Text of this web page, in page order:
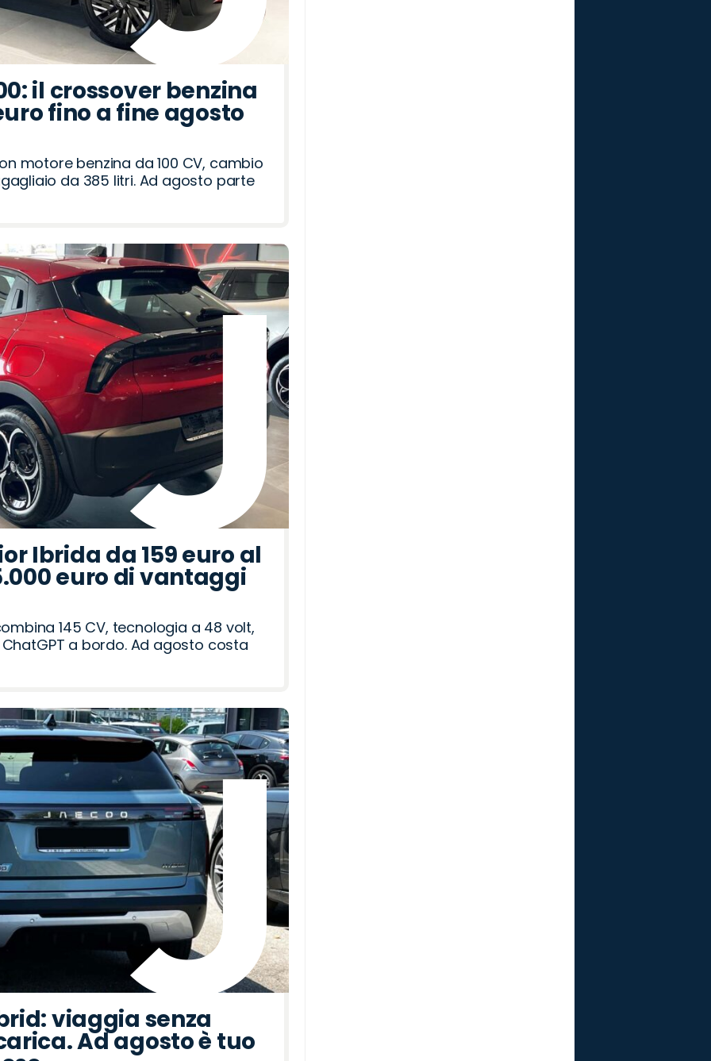
il crossover benzina
fino a fine agosto
motore benzina da 100 CV, cambio
da 385 litri. Ad agosto parte
Ibrida da 159 euro al
euro di vantaggi
145 CV, tecnologia a 48 volt,
a bordo. Ad agosto costa
viaggia senza
Ad agosto è tuo